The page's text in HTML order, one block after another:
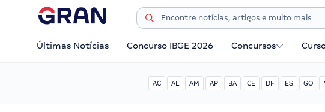
Últimas Notícias Concurso IBGE 2026 Concursos
AC AL AM AP BA CE DF ES GO